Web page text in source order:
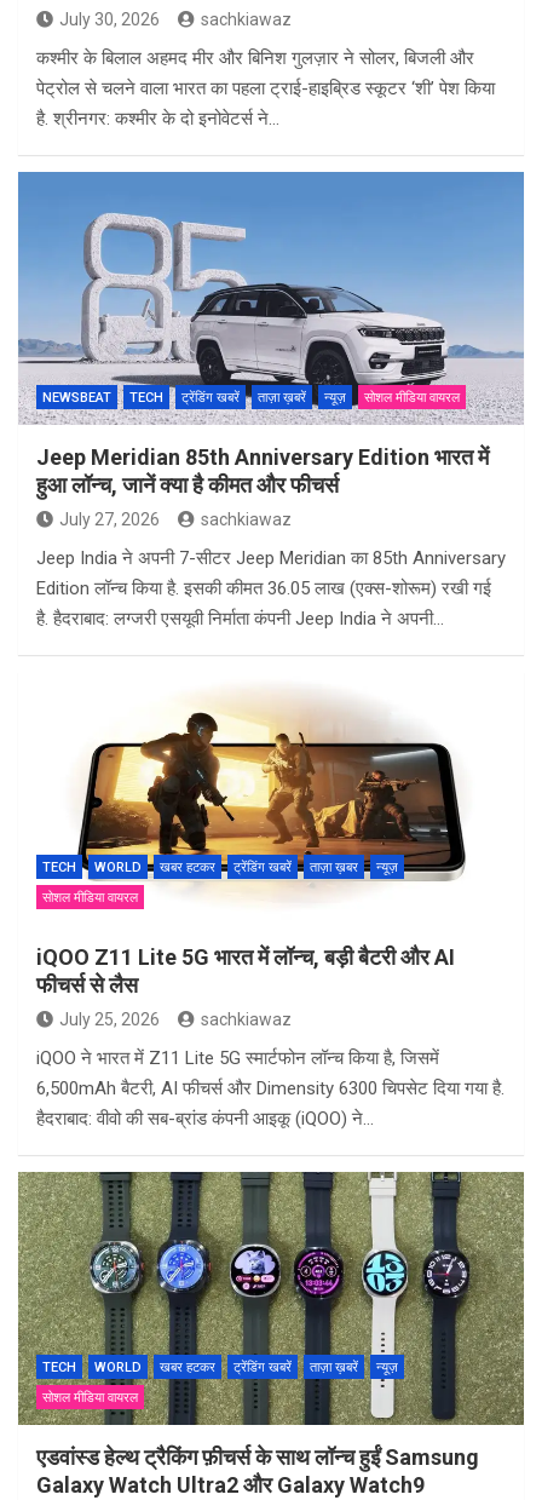
July 30, 2026 sachkiawaz
कश्मीर के बिलाल अहमद मीर और बिनिश गुलज़ार ने सोलर, बिजली और
पेट्रोल से चलने वाला भारत का पहला ट्राई-हाइब्रिड स्कूटर ‘शी’ पेश किया
है. श्रीनगर: कश्मीर के दो इनोवेटर्स ने…
NEWSBEAT TECH ट्रेंडिंग खबरें ताज़ा ख़बरें न्यूज़ सोशल मीडिया वायरल
Jeep Meridian 85th Anniversary Edition भारत में
हुआ लॉन्च, जानें क्या है कीमत और फीचर्स
July 27, 2026 sachkiawaz
Jeep India ने अपनी 7-सीटर Jeep Meridian का 85th Anniversary
Edition लॉन्च किया है. इसकी कीमत 36.05 लाख (एक्स-शोरूम) रखी गई
है. हैदराबाद: लग्जरी एसयूवी निर्माता कंपनी Jeep India ने अपनी…
TECH WORLD खबर हटकर ट्रेंडिंग खबरें ताज़ा ख़बर
न्यूज़
सोशल मीडिया वायरल
iQOO Z11 Lite 5G भारत में लॉन्च, बड़ी बैटरी और AI
फीचर्स से लैस
July 25, 2026 sachkiawaz
iQOO ने भारत में Z11 Lite 5G स्मार्टफोन लॉन्च किया है, जिसमें
6,500mAh बैटरी, AI फीचर्स और Dimensity 6300 चिपसेट दिया गया है.
हैदराबाद: वीवो की सब-ब्रांड कंपनी आइकू (iQOO) ने…
TECH WORLD खबर हटकर ट्रेंडिंग खबरें ताज़ा ख़बरें
न्यूज़
सोशल मीडिया वायरल
एडवांस्ड हेल्थ ट्रैकिंग फ़ीचर्स के साथ लॉन्च हुईं Samsung
Galaxy Watch Ultra2 और Galaxy Watch9